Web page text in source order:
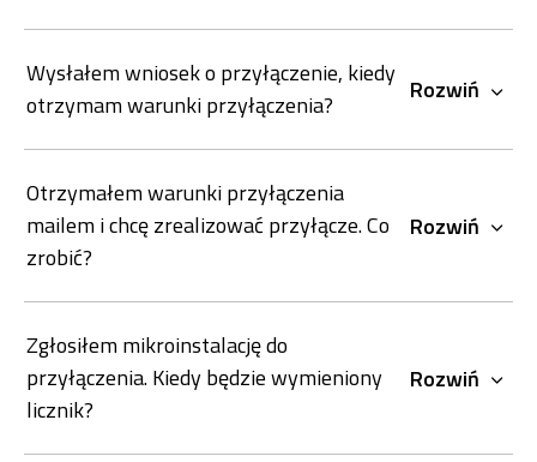
Wysłałem wniosek o przyłączenie, kiedy
otrzymam warunki przyłączenia?
Rozwiń
Otrzymałem warunki przyłączenia
mailem i chcę zrealizować przyłącze. Co
zrobić?
Rozwiń
Zgłosiłem mikroinstalację do
przyłączenia. Kiedy będzie wymieniony
licznik?
Rozwiń